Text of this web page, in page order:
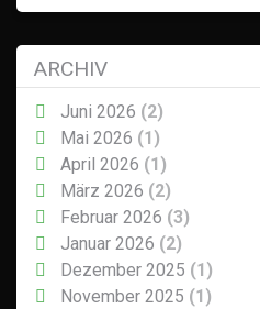
ARCHIV
Juni 2026 (2)
Mai 2026 (1)
April 2026 (1)
März 2026 (2)
Februar 2026 (3)
Januar 2026 (2)
Dezember 2025 (1)
November 2025 (1)